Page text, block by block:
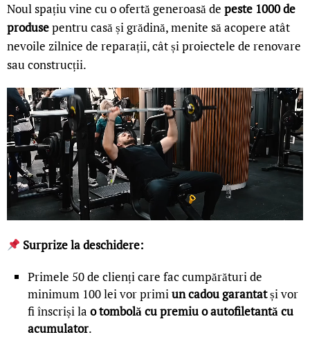
Noul spațiu vine cu o ofertă generoasă de peste 1000 de
produsepentru casă și grădină, menite să acopere atât
nevoile zilnice de reparații, cât și proiectele de renovare
sau construcții.
Surprize la deschidere:
Primele 50 de clienți care fac cumpărături de
minimum 100 lei vor primiun cadou garantatși vor
fi înscriși la o tombolă cu premiu o autofiletantă cu
acumulator.